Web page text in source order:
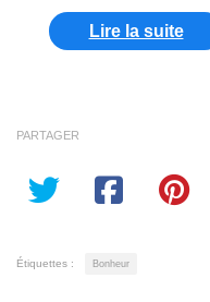
Lire la suite
PARTAGER
Étiquettes : Bonheur